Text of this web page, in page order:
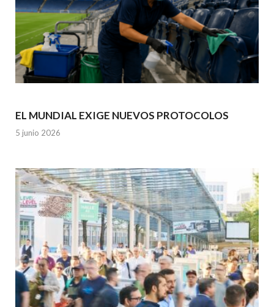
EL MUNDIAL EXIGE NUEVOS PROTOCOLOS
5 junio 2026